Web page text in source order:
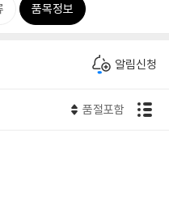
품목정보
알림신청
품절포함